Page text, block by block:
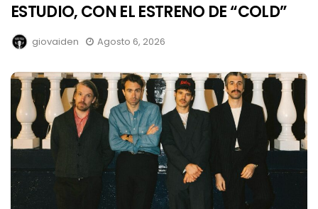
ESTUDIO, CON EL ESTRENO DE “COLD”
giovaiden Agosto 6, 2026